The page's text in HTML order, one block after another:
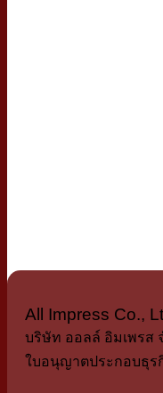
All Impress Co.,
บริษัท ออลล์ อิมเพรส
ใบอนุญาตประกอบธุร